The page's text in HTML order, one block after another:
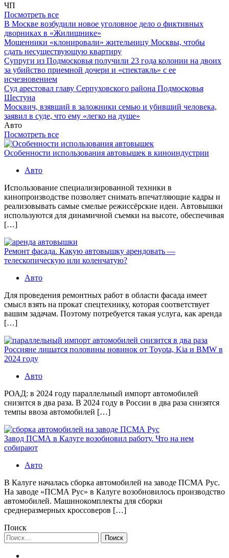
ЧП
Посмотреть все
В Москве возбудили новое уголовное дело о фиктивных
дворниках в «Жилищнике»
Мошенники «клонировали» жительницу Москвы, чтобы
сдать несуществующую квартиру
Супруги из Подмосковья получили 23 года колонии на двоих
за убийство приемной дочери и «спектакль» с ее
исчезновением
Суд арестовал главу Серпуховского района Подмосковья
Шестуна
Москвич, взявший в заложники семью и убивший человека,
заявил в суде, что ему «легко на душе»
Авто
Посмотреть все
Особенности использования автовышек в киноиндустрии
Авто
Использование специализированной техники в
кинопроизводстве позволяет снимать впечатляющие кадры и
реализовывать самые смелые режиссёрские идеи. Автовышки
используются для динамичной съемки на высоте, обеспечивая
[…]
Ремонт фасада. Какую автовышку арендовать —
телескопическую или коленчатую?
Авто
Для проведения ремонтных работ в области фасада имеет
смысл взять на прокат спецтехнику, которая соответствует
вашим задачам. Поэтому потребуется такая услуга, как аренда
[…]
Россияне лишатся половины новинок от Toyota, Kia и BMW в
2024 году
Авто
РОАД: в 2024 году параллельный импорт автомобилей
снизится в два раза. В 2024 году в России в два раза снизятся
темпы ввоза автомобилей […]
Завод ПСМА в Калуге возобновил работу. Что на нем
собирают
Авто
В Калуге началась сборка автомобилей на заводе ПСМА Рус.
На заводе «ПСМА Рус» в Калуге возобновилось производство
автомобилей. Машинокомплекты для сборки
среднеразмерных кроссоверов […]
Поиск
Найти: